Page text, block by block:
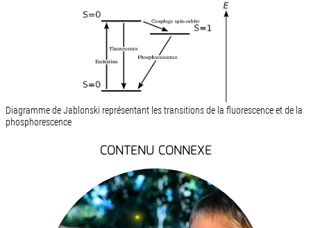
Diagramme de Jablonski représentant les transitions de la fluorescence et de la
phosphorescence
CONTENU CONNEXE